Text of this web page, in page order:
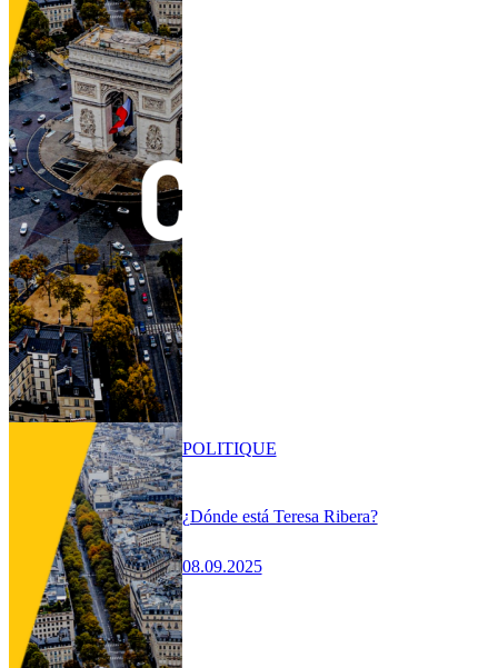
¿Dónde está Teresa Ribera?
08.09.2025
POLITIQUE